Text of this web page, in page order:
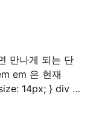
의 될 것입니